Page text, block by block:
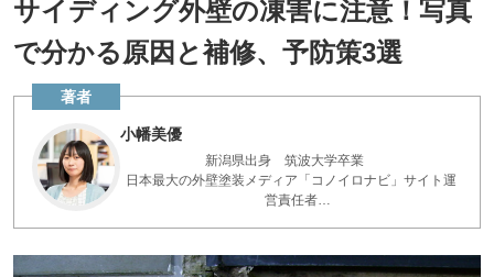
サイディング外壁の凍害に注意！写真
で分かる原因と補修、予防策3選
小幡美優
新潟県出身 筑波大学卒業
日本最大の外壁塗装メディア「コノイロナビ」サイト運
営責任者